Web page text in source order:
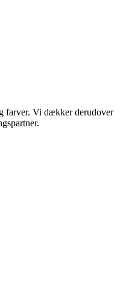
farver. Vi dækker derudover